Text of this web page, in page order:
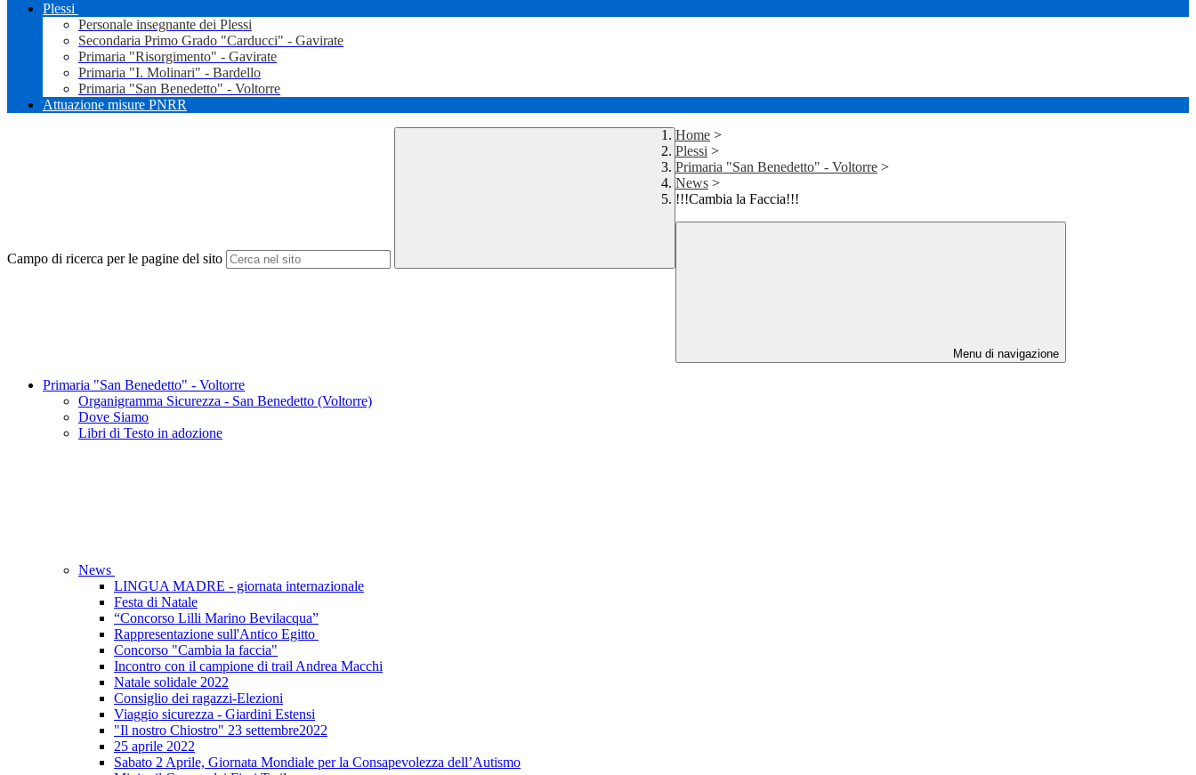
Plessi
Personale insegnante dei Plessi
Secondaria Primo Grado "Carducci" - Gavirate
Primaria "Risorgimento" - Gavirate
Primaria "I. Molinari" - Bardello
Primaria "San Benedetto" - Voltorre
Attuazione misure PNRR
Campo di ricerca per le pagine del sito
Home >
Plessi >
Primaria "San Benedetto" - Voltorre >
News >
!!!Cambia la Faccia!!!
Menu di navigazione
Primaria "San Benedetto" - Voltorre
Organigramma Sicurezza - San Benedetto (Voltorre)
Dove Siamo
Libri di Testo in adozione
News
LINGUA MADRE - giornata internazionale
Festa di Natale
“Concorso Lilli Marino Bevilacqua”
Rappresentazione sull'Antico Egitto
Concorso "Cambia la faccia"
Incontro con il campione di trail Andrea Macchi
Natale solidale 2022
Consiglio dei ragazzi-Elezioni
Viaggio sicurezza - Giardini Estensi
"Il nostro Chiostro" 23 settembre2022
25 aprile 2022
Sabato 2 Aprile, Giornata Mondiale per la Consapevolezza dell’Autismo